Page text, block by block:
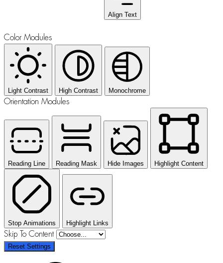
Align Text
Color Modules
Light Contrast High Contrast Monochrome
Orientation Modules
Reading Line Reading Mask Hide Images Highlight Content
Stop Animations Highlight Links
Skip To Content
Reset Settings